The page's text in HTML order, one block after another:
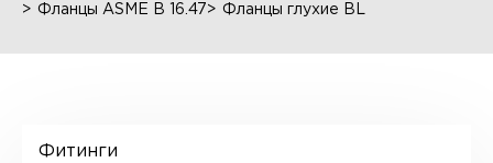
Фланцы ASME B 16.47
Фланцы глухие BL
Фитинги